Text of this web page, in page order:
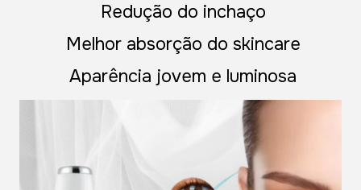
Redução do inchaço
Melhor absorção do skincare
Aparência jovem e luminosa